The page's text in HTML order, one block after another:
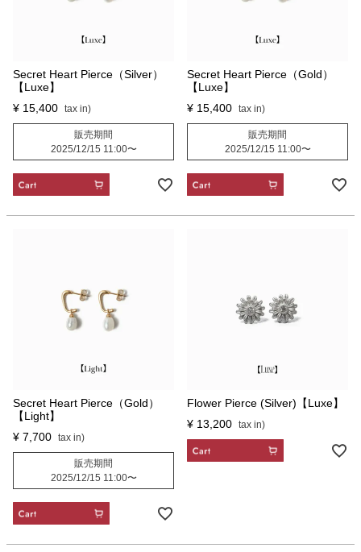
Secret Heart Pierce（Silver）
【Luxe】
¥ 15,400
販売期間
2025/12/15 11:00〜
Secret Heart Pierce（Gold）
【Luxe】
¥ 15,400
販売期間
2025/12/15 11:00〜
Secret Heart Pierce（Gold）
【Light】
¥ 7,700
販売期間
2025/12/15 11:00〜
Flower Pierce (Silver)【Luxe】
¥ 13,200